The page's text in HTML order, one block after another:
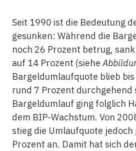
Seit 1990 ist die Bedeutung
gesunken: Während die
noch 26 Prozent betrug,
auf 14 Prozent (siehe
Bargeldumlaufquote blieb
rund 7 Prozent durchgehend
Bargeldumlauf ging folglich
dem BIP-Wachstum. Von
stieg die Umlaufquote
Prozent an. Damit hat sich